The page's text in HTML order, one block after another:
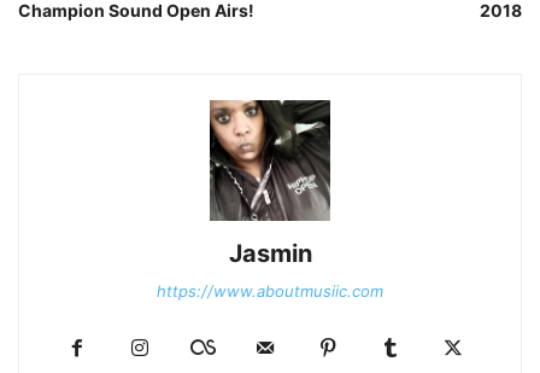
Champion Sound Open Airs!
2018
Jasmin
https://www.aboutmusiic.com